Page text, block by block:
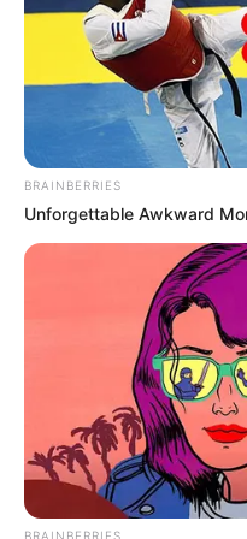
BRAINBERRIES
Unforgettable Awkward
BRAINBERRIES